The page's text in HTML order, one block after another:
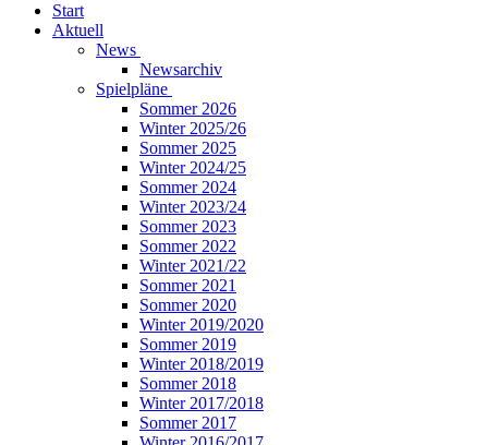
Start
Aktuell
News
Newsarchiv
Spielpläne
Sommer 2026
Winter 2025/26
Sommer 2025
Winter 2024/25
Sommer 2024
Winter 2023/24
Sommer 2023
Sommer 2022
Winter 2021/22
Sommer 2021
Sommer 2020
Winter 2019/2020
Sommer 2019
Winter 2018/2019
Sommer 2018
Winter 2017/2018
Sommer 2017